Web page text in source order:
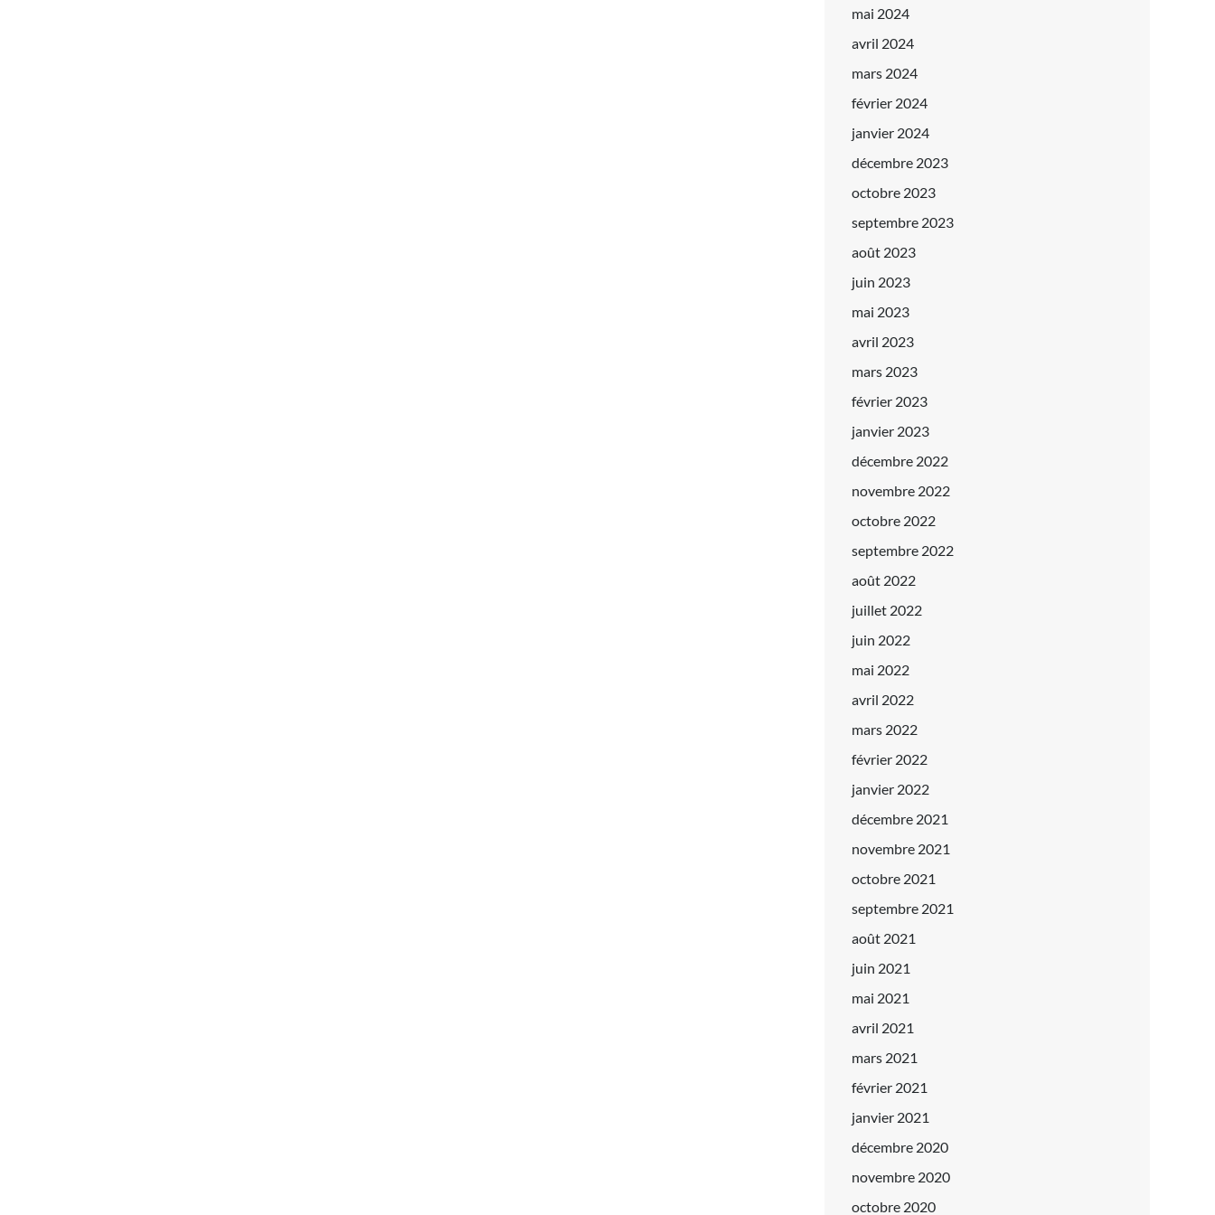
mai 2024
avril 2024
mars 2024
février 2024
janvier 2024
décembre 2023
octobre 2023
septembre 2023
août 2023
juin 2023
mai 2023
avril 2023
mars 2023
février 2023
janvier 2023
décembre 2022
novembre 2022
octobre 2022
septembre 2022
août 2022
juillet 2022
juin 2022
mai 2022
avril 2022
mars 2022
février 2022
janvier 2022
décembre 2021
novembre 2021
octobre 2021
septembre 2021
août 2021
juin 2021
mai 2021
avril 2021
mars 2021
février 2021
janvier 2021
décembre 2020
novembre 2020
octobre 2020